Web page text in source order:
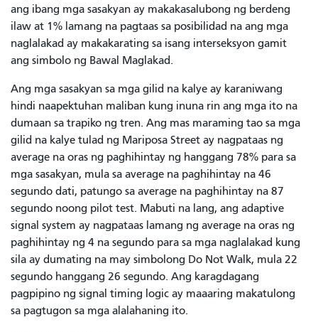
ang ibang mga sasakyan ay makakasalubong ng berdeng
ilaw at 1% lamang na pagtaas sa posibilidad na ang mga
naglalakad ay makakarating sa isang interseksyon gamit
ang simbolo ng Bawal Maglakad.
Ang mga sasakyan sa mga gilid na kalye ay karaniwang
hindi naapektuhan maliban kung inuna rin ang mga ito na
dumaan sa trapiko ng tren. Ang mas maraming tao sa mga
gilid na kalye tulad ng Mariposa Street ay nagpataas ng
average na oras ng paghihintay ng hanggang 78% para sa
mga sasakyan, mula sa average na paghihintay na 46
segundo dati, patungo sa average na paghihintay na 87
segundo noong pilot test. Mabuti na lang, ang adaptive
signal system ay nagpataas lamang ng average na oras ng
paghihintay ng 4 na segundo para sa mga naglalakad kung
sila ay dumating na may simbolong Do Not Walk, mula 22
segundo hanggang 26 segundo. Ang karagdagang
pagpipino ng signal timing logic ay maaaring makatulong
sa pagtugon sa mga alalahaning ito.